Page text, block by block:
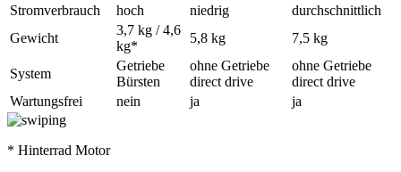
Stromverbrauch
hoch niedrig
durchschnittlich
Gewicht
3,7 kg / 4,6
kg*
5,8 kg 7,5 kg
System
Getriebe
Bürsten
ohne Getriebe
direct drive
ohne Getriebe
direct drive
Wartungsfrei
nein ja ja
* Hinterrad Motor